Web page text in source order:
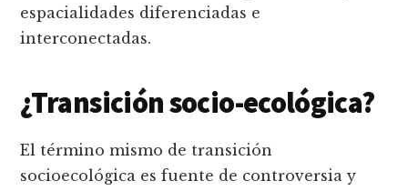
espacialidades diferenciadas e
interconectadas.
¿Transición socio-ecológica?
El término mismo de transición
socioecológica es fuente de controversia y